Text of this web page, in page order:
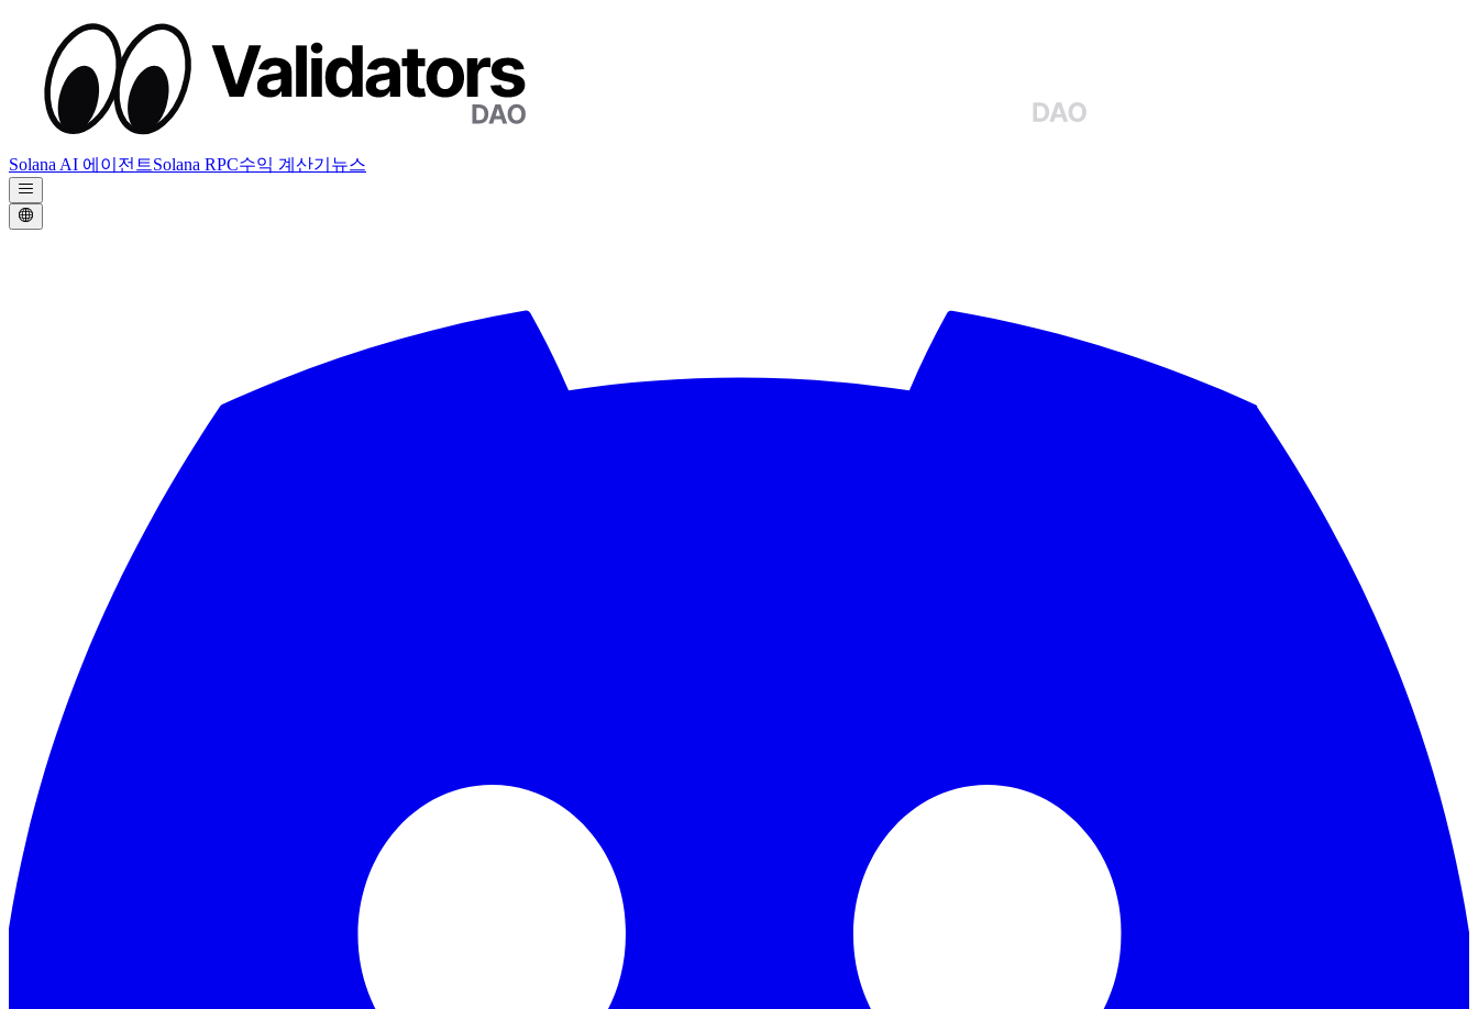
Solana AI 에이전트Solana RPC수익 계산기 뉴스